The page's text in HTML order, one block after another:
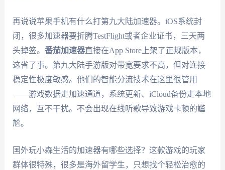
再说说苹果手机有什么打第九大陆加速器。iOS系统封
闭，很多加速器要折腾TestFlight或者企业证书，三天两
头掉签。 番茄加速器直接在App Store上架了正规版本，
这省了事。第九大陆手游版对带宽要求不高，但对连接
稳定性极度敏感。他们的智能分流技术在这里很管用
——游戏数据走加速通道，系统更新、iCloud备份走本地
网络，互不干扰。不会出现在线听歌导致游戏卡顿的尴
尬。
国外玩小森生活的加速器有哪些选择？这款游戏的玩家
群体很特殊，很多是海外留学生，只想找个轻松治愈的